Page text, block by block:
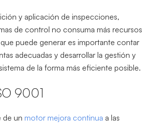
y aplicación de inspecciones,
de control no consuma más recursos
puede generar es importante contar
adecuadas y desarrollar la gestión y
de la forma más eficiente posible.
9001
de un motor mejora continua a las